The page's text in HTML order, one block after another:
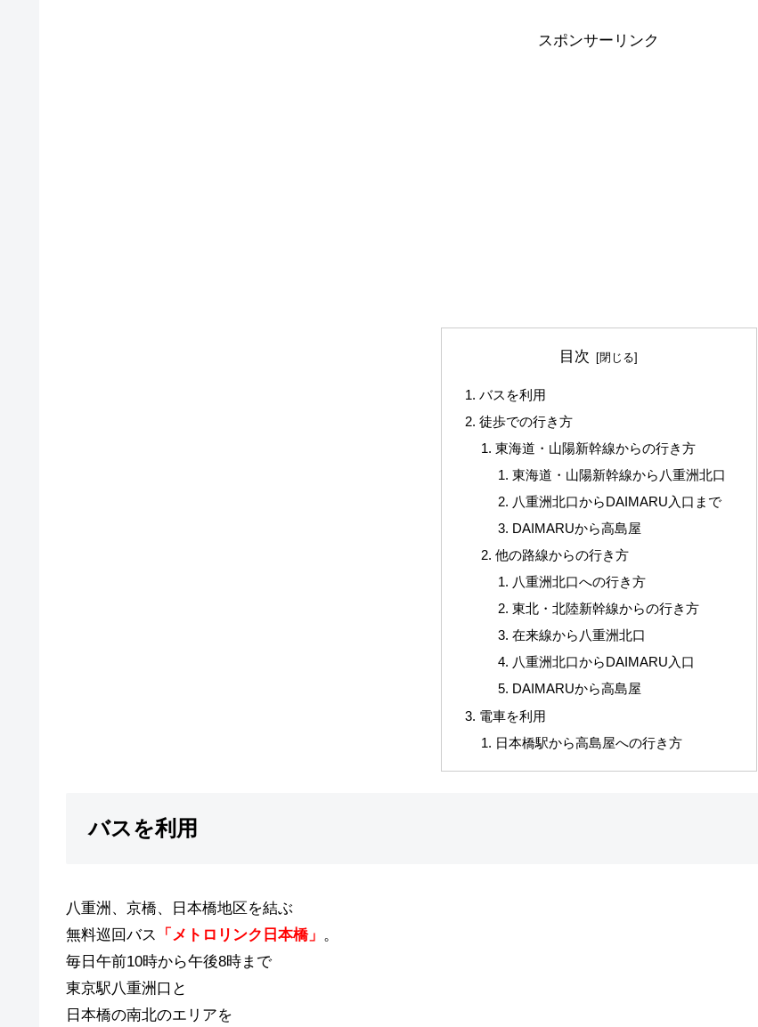
スポンサーリンク
目次
バスを利用
徒歩での行き方
東海道・山陽新幹線からの行き方
東海道・山陽新幹線から八重洲北口
八重洲北口からDAIMARU入口まで
DAIMARUから高島屋
他の路線からの行き方
八重洲北口への行き方
東北・北陸新幹線からの行き方
在来線から八重洲北口
八重洲北口からDAIMARU入口
DAIMARUから高島屋
電車を利用
日本橋駅から高島屋への行き方
バスを利用
八重洲、京橋、日本橋地区を結ぶ
無料巡回バス
「メトロリンク日本橋」 。
毎日午前10時から午後8時まで
東京駅八重洲口と
日本橋の南北のエリアを